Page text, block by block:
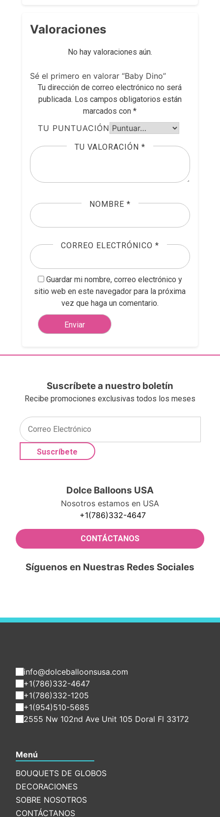
Valoraciones
No hay valoraciones aún.
Sé el primero en valorar “Baby Dino”
Tu dirección de correo electrónico no será
publicada. Los campos obligatorios están
marcados con*
TU PUNTUACIÓN
TU VALORACIÓN *
NOMBRE *
CORREO ELECTRÓNICO *
Guardar mi nombre, correo electrónico y
sitio web en este navegador para la próxima
vez que haga un comentario.
Suscríbete a nuestro boletín
Recibe promociones exclusivas todos los meses
Dolce Balloons USA
Nosotros estamos en USA
+1(786)332-4647
CONTÁCTANOS
Síguenos en Nuestras Redes Sociales
info@dolceballoonsusa.com
+1(786)332-4647
+1(786)332-1205
+1(954)510-5685
2555 Nw 102nd Ave Unit 105 Doral Fl 33172
Menú
BOUQUETS DE GLOBOS
DECORACIONES
SOBRE NOSOTROS
CONTÁCTANOS